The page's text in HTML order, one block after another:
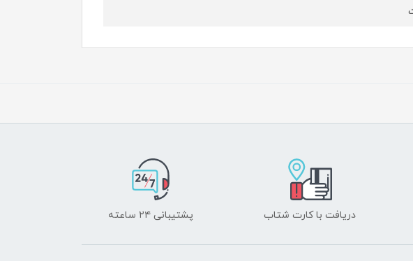
دریافت با کارت شتاب پشتیبانی ۲۴ ساعته